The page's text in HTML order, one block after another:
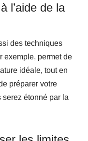
l’aide de la
des techniques
exemple, permet de
idéale, tout en
préparer votre
serez étonné par la